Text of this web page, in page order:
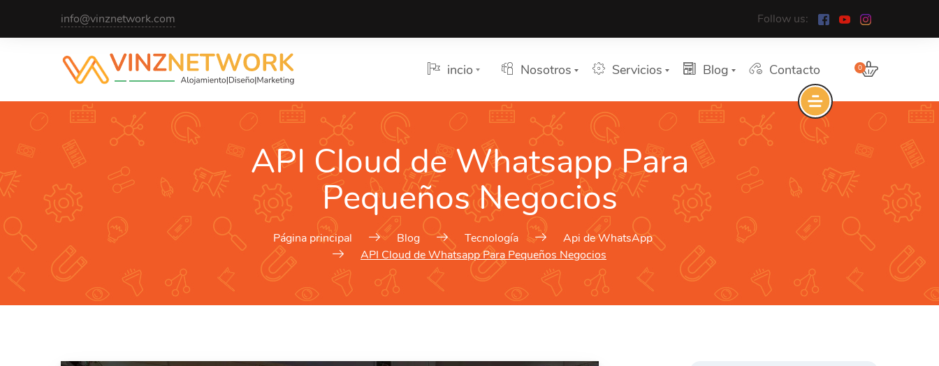
info@vinznetwork.com Follow us:
incio Nosotros Servicios Blog Contacto 0
API Cloud de Whatsapp Para
Pequeños Negocios
Página principal Blog Tecnología
Api de WhatsApp
API Cloud de Whatsapp Para Pequeños Negocios